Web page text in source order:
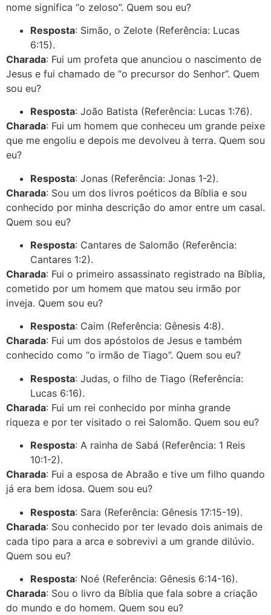
nome significa “o zeloso”. Quem sou eu?
Resposta: Simão, o Zelote (Referência: Lucas
6:15).
Charada: Fui um profeta que anunciou o nascimento de
Jesus e fui chamado de “o precursor do Senhor”. Quem
sou eu?
Resposta: João Batista (Referência: Lucas 1:76).
Charada: Fui um homem que conheceu um grande peixe
que me engoliu e depois me devolveu à terra. Quem sou
eu?
Resposta: Jonas (Referência: Jonas 1-2).
Charada: Sou um dos livros poéticos da Bíblia e sou
conhecido por minha descrição do amor entre um casal.
Quem sou eu?
Resposta: Cantares de Salomão (Referência:
Cantares 1:2).
Charada: Fui o primeiro assassinato registrado na Bíblia,
cometido por um homem que matou seu irmão por
inveja. Quem sou eu?
Resposta: Caim (Referência: Gênesis 4:8).
Charada: Fui um dos apóstolos de Jesus e também
conhecido como “o irmão de Tiago”. Quem sou eu?
Resposta: Judas, o filho de Tiago (Referência:
Lucas 6:16).
Charada: Fui um rei conhecido por minha grande
riqueza e por ter visitado o rei Salomão. Quem sou eu?
Resposta: A rainha de Sabá (Referência: 1 Reis
10:1-2).
Charada: Fui a esposa de Abraão e tive um filho quando
já era bem idosa. Quem sou eu?
Resposta: Sara (Referência: Gênesis 17:15-19).
Charada: Sou conhecido por ter levado dois animais de
cada tipo para a arca e sobrevivi a um grande dilúvio.
Quem sou eu?
Resposta: Noé (Referência: Gênesis 6:14-16).
Charada: Sou o livro da Bíblia que fala sobre a criação
do mundo e do homem. Quem sou eu?